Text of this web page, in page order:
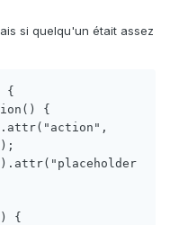
si quelqu'un était assez
{
{
{